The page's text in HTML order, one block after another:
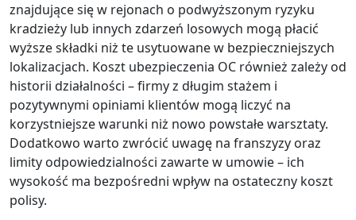
znajdujące się w rejonach o podwyższonym ryzyku
kradzieży lub innych zdarzeń losowych mogą płacić
wyższe składki niż te usytuowane w bezpieczniejszych
lokalizacjach. Koszt ubezpieczenia OC również zależy od
historii działalności – firmy z długim stażem i
pozytywnymi opiniami klientów mogą liczyć na
korzystniejsze warunki niż nowo powstałe warsztaty.
Dodatkowo warto zwrócić uwagę na franszyzy oraz
limity odpowiedzialności zawarte w umowie – ich
wysokość ma bezpośredni wpływ na ostateczny koszt
polisy.